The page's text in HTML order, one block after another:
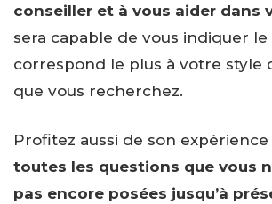
conseiller et à vous aider dans
sera capable de vous indiquer
correspond le plus à votre style
que vous recherchez.
Profitez aussi de son
toutes les questions que vous
pas encore posées jusqu’à